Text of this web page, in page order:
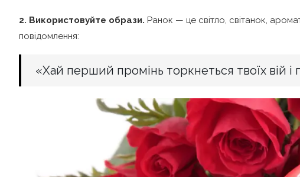
2. Використовуйте образи. Ранок — це світло, світанок,
повідомлення:
«Хай перший промінь торкнеться твоїх вій